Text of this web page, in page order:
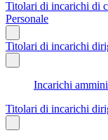
Titolari di incarichi di
Personale
Titolari di incarichi
Incarichi
Titolari di incarichi